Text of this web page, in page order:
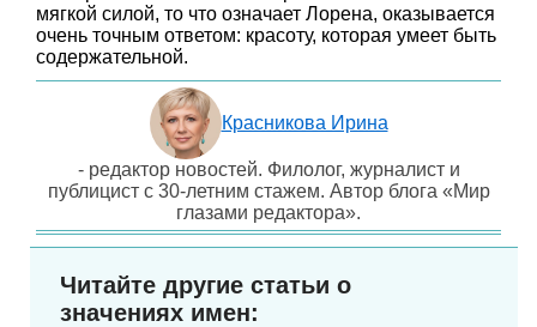
мягкой силой, то что означает Лорена, оказывается
очень точным ответом: красоту, которая умеет быть
содержательной.
Красникова Ирина
- редактор новостей. Филолог, журналист и
публицист с 30-летним стажем. Автор блога «Мир
глазами редактора».
Читайте другие статьи о
значениях имен: